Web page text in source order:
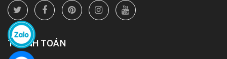
THANH TOÁN